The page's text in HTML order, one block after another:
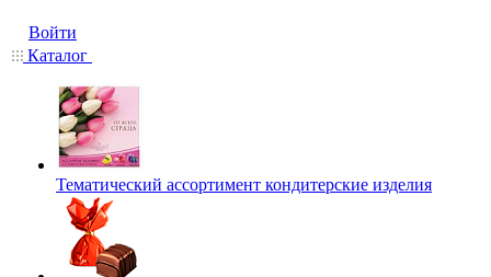
Войти
Каталог
Тематический ассортимент кондитерские изделия